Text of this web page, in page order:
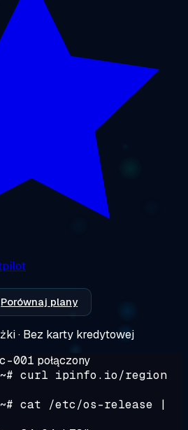
Porównaj plany
· Bez karty kredytowej
001 połączony
curl ipinfo.io/region
cat /etc/os-release |